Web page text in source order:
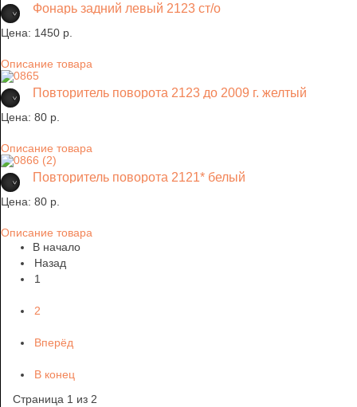
Фонарь задний левый 2123 ст/о
Цена: 1450 p.
Описание товара
Повторитель поворота 2123 до 2009 г. желтый
Цена: 80 p.
Описание товара
Повторитель поворота 2121* белый
Цена: 80 p.
Описание товара
В начало
Назад
1
2
Вперёд
В конец
Страница 1 из 2